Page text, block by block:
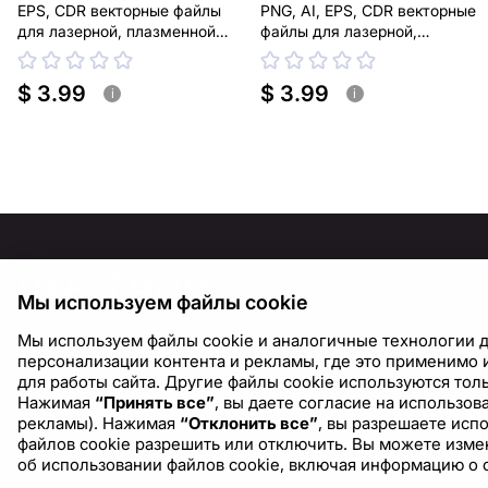
EPS, CDR векторные файлы
для лазерной, плазменной
резки
$ 3.99 i
PNG, AI, EPS, CDR векторные
файлы для лазерной,
плазменной резки
$ 3.99 i
Блог
Мы используем файлы cookie
Мы используем файлы cookie и аналогичные технологии
персонализации контента и рекламы, где это
для работы сайта. Другие файлы cookie используются
Нажимая “Принять все”, вы даете согласие на
рекламы). Нажимая “Отклонить все”, вы разрешаете
файлов cookie разрешить или отключить. Вы можете
об использовании файлов cookie, включая информацию о